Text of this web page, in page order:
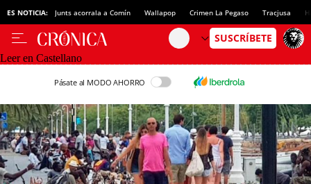
ES NOTICIA: Junts acorrala a Comín Wallapop Crimen La Pegaso Tracjusa
Leer en Castellano
Pásate al MODO AHORRO